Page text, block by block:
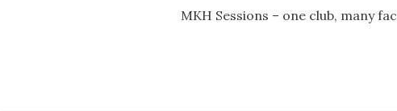
MKH Sessions – one club, many